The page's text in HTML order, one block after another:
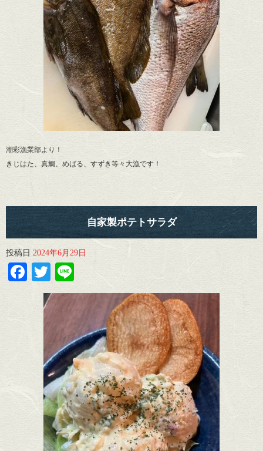
潮彩漁業部より！
きじはた、真鯛、めばる、すずき等々大漁です！
自家製ポテトサラダ
投稿日 2024年6月29日
Facebook
Twitter